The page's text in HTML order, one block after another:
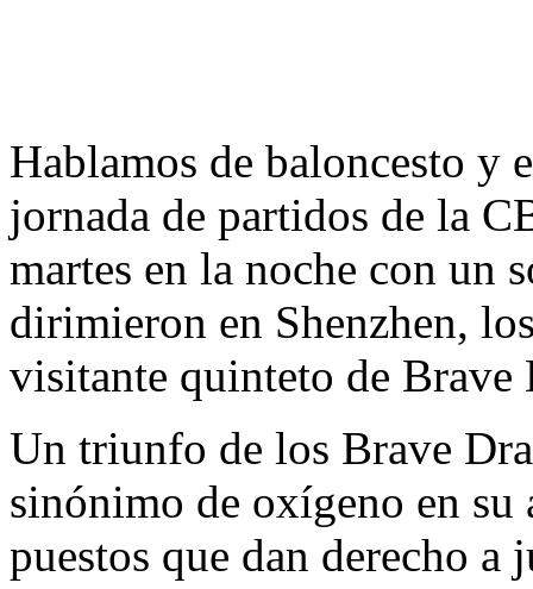
Hablamos de baloncesto y
jornada de partidos de la
martes en la noche con un
dirimieron en Shenzhen,
visitante quinteto de Brave
Un triunfo de los Brave
sinónimo de oxígeno en su
puestos que dan derecho a